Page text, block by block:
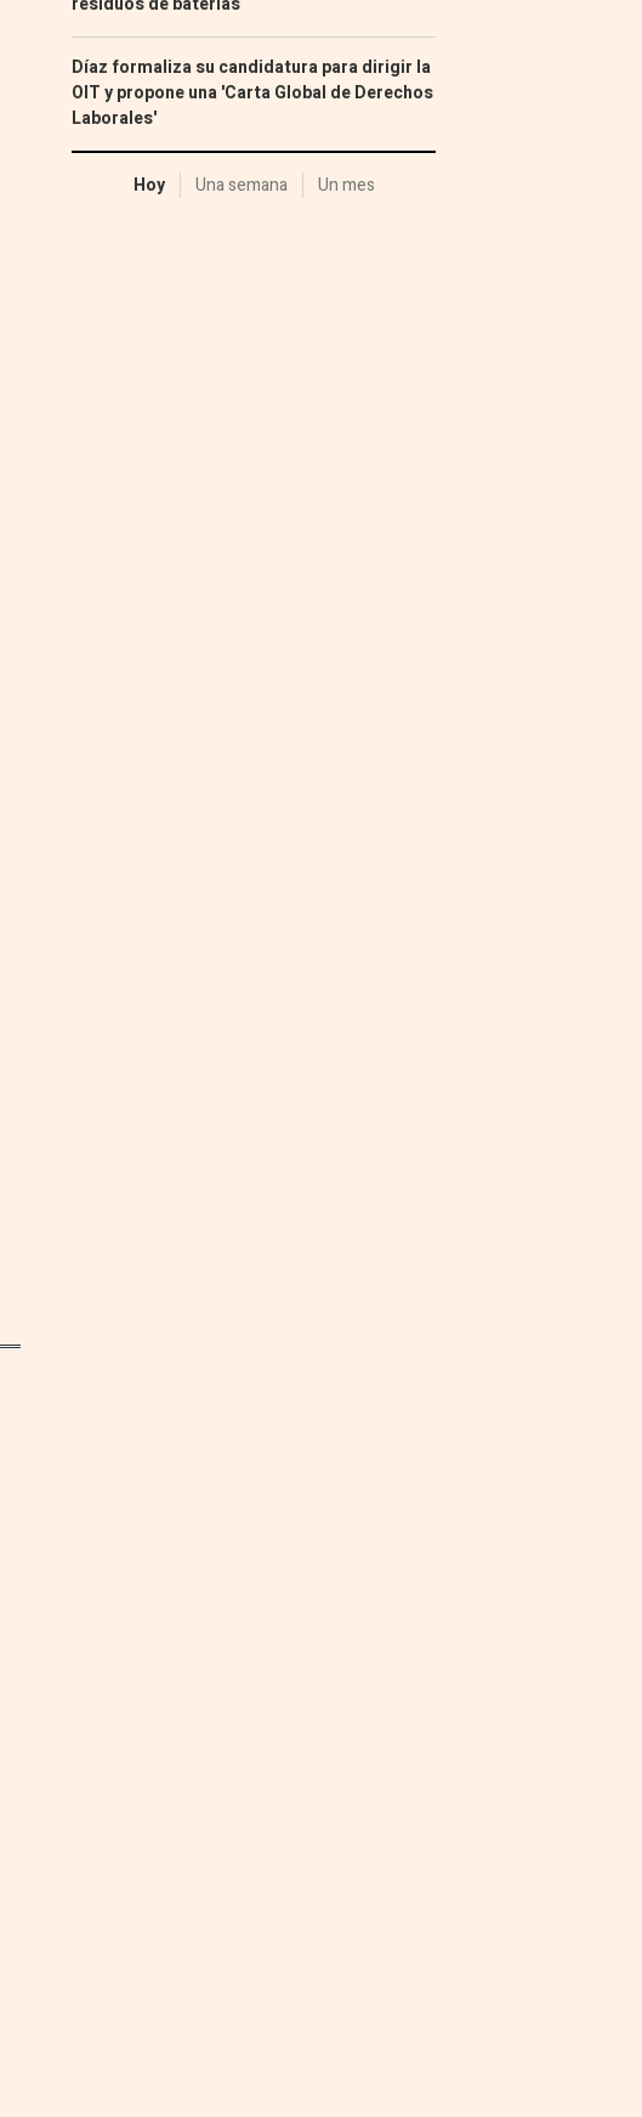
Díaz formaliza su candidatura para dirigir la
OIT y propone una 'Carta Global de Derechos
Laborales'
Hoy Una semana Un mes